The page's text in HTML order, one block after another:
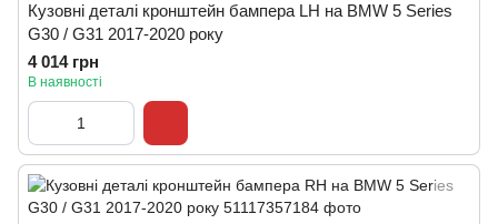
Кузовні деталі кронштейн бампера LH на BMW 5 Series
G30 / G31 2017-2020 року
4 014 грн
В наявності